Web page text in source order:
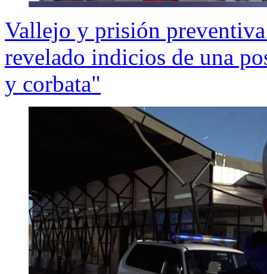
Vallejo y prisión
revelado indicios de una
y corbata"